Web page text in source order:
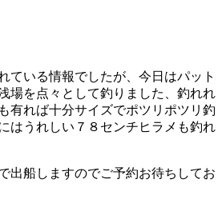
ている情報でしたが、今日はパット
場を点々として釣りました、釣れれ
有れば十分サイズでポツリポツリ釣
はうれしい７８センチヒラメも釣れ
出船しますのでご予約お待ちしてお